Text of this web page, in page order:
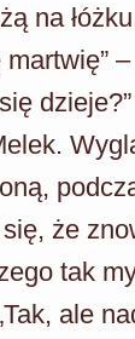
na
że
tak
ale